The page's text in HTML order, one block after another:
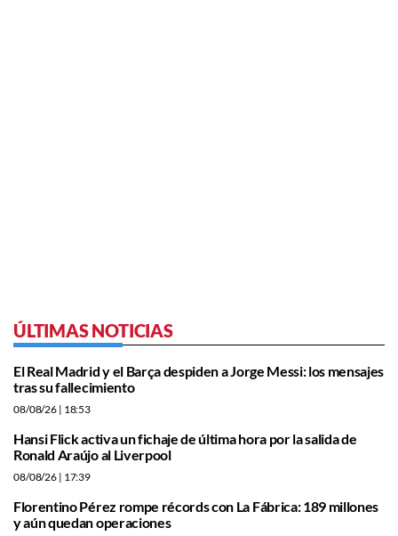
ÚLTIMAS NOTICIAS
El Real Madrid y el Barça despiden a Jorge Messi: los mensajes
tras su fallecimiento
08/08/26 | 18:53
Hansi Flick activa un fichaje de última hora por la salida de
Ronald Araújo al Liverpool
08/08/26 | 17:39
Florentino Pérez rompe récords con La Fábrica: 189 millones
y aún quedan operaciones